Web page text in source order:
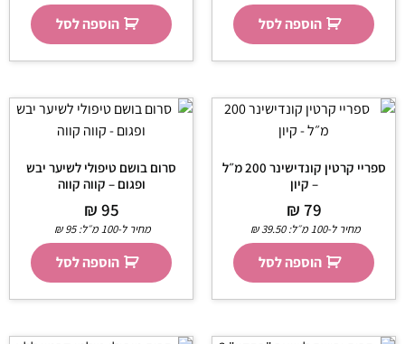
הוספה לסל הוספה לסל
ספריי קרטין קונדישינר 200 מ״ל
– קיון
₪79
מחיר ל-100 מ״ל: ₪39.50
הוספה לסל
סרום בושם טיפולי לשיער יבש
ופגום – קווה קווה
₪95
מחיר ל-100 מ״ל: ₪95
הוספה לסל